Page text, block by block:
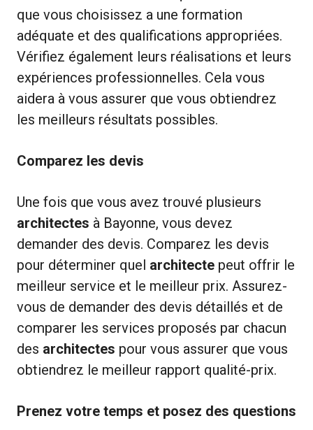
que vous choisissez a une formation
adéquate et des qualifications appropriées.
Vérifiez également leurs réalisations et leurs
expériences professionnelles. Cela vous
aidera à vous assurer que vous obtiendrez
les meilleurs résultats possibles.
Comparez les devis
Une fois que vous avez trouvé plusieurs
architectes à Bayonne, vous devez
demander des devis. Comparez les devis
pour déterminer quel architecte peut offrir le
meilleur service et le meilleur prix. Assurez-
vous de demander des devis détaillés et de
comparer les services proposés par chacun
des architectes pour vous assurer que vous
obtiendrez le meilleur rapport qualité-prix.
Prenez votre temps et posez des questions